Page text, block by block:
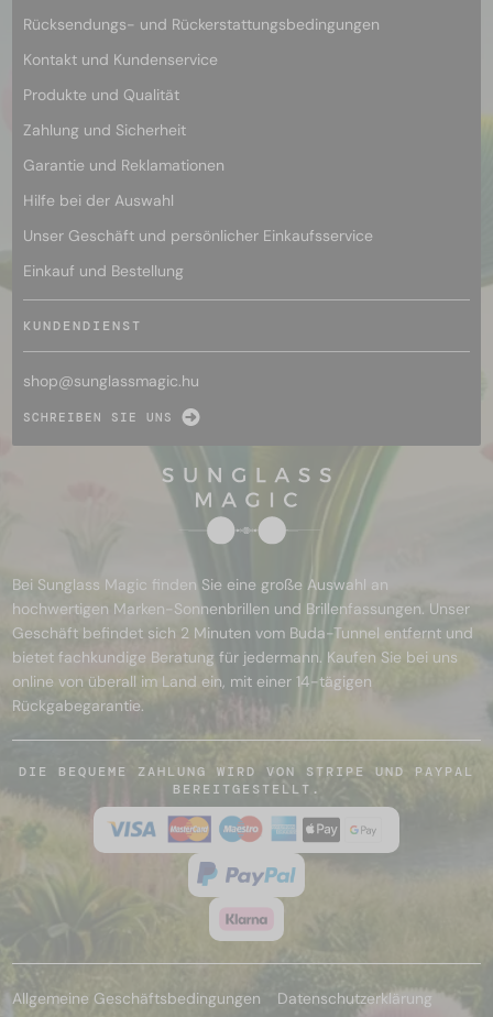
Rücksendungs- und Rückerstattungsbedingungen
Kontakt und Kundenservice
Produkte und Qualität
Zahlung und Sicherheit
Garantie und Reklamationen
Hilfe bei der Auswahl
Unser Geschäft und persönlicher Einkaufsservice
Einkauf und Bestellung
KUNDENDIENST
shop@sunglassmagic.hu
SCHREIBEN SIE UNS
Bei Sunglass Magic finden Sie eine große Auswahl an
hochwertigen Marken-Sonnenbrillen und Brillenfassungen. Unser
Geschäft befindet sich 2 Minuten vom Buda-Tunnel entfernt und
bietet fachkundige Beratung für jedermann. Kaufen Sie bei uns
online von überall im Land ein, mit einer 14-tägigen
Rückgabegarantie.
DIE BEQUEME ZAHLUNG WIRD VON STRIPE UND PAYPAL
BEREITGESTELLT.
Allgemeine Geschäftsbedingungen
Datenschutzerklärung